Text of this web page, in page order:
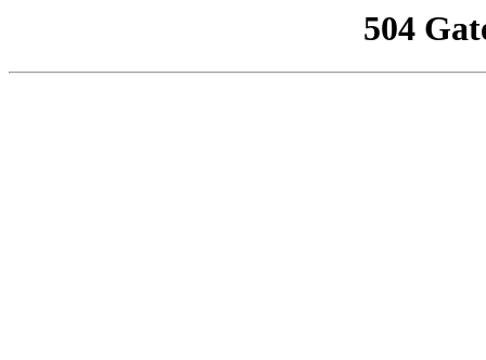
504